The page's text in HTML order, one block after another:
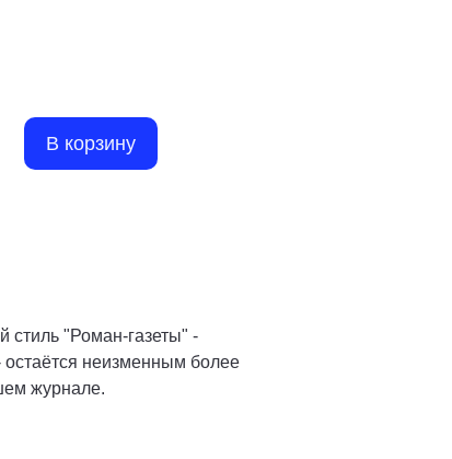
В корзину
стиль "Роман-газеты" -
остаётся неизменным более
журнале.